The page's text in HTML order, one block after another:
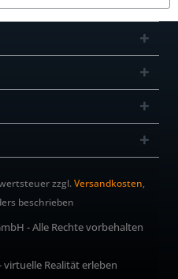
zzgl.Versandkosten,
beschrieben
- Alle Rechte vorbehalten
virtuelle Realität erleben